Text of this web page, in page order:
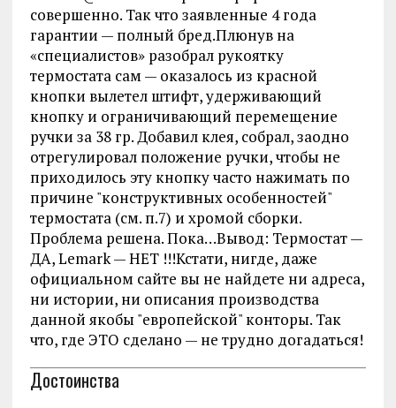
совершенно. Так что заявленные 4 года
гарантии — полный бред.Плюнув на
«специалистов» разобрал рукоятку
термостата сам — оказалось из красной
кнопки вылетел штифт, удерживающий
кнопку и ограничивающий перемещение
ручки за 38 гр. Добавил клея, собрал, заодно
отрегулировал положение ручки, чтобы не
приходилось эту кнопку часто нажимать по
причине "конструктивных особенностей"
термостата (см. п.7) и хромой сборки.
Проблема решена. Пока…Вывод: Термостат —
ДА, Lemark — НЕТ !!!Кстати, нигде, даже
официальном сайте вы не найдете ни адреса,
ни истории, ни описания производства
данной якобы "европейской" конторы. Так
что, где ЭТО сделано — не трудно догадаться!
Достоинства